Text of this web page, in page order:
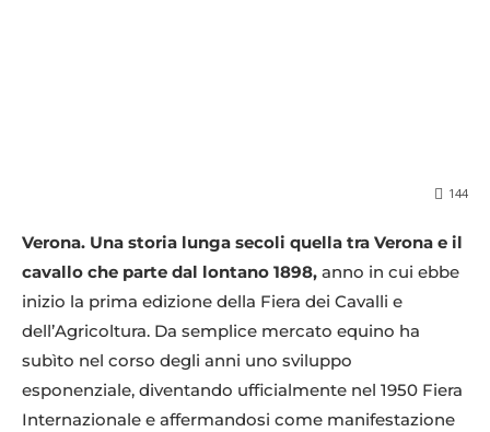
144
Verona. Una storia lunga secoli quella tra Verona e il
cavallo che parte dal lontano 1898, anno in cui ebbe
inizio la prima edizione della Fiera dei Cavalli e
dell’Agricoltura. Da semplice mercato equino ha
subìto nel corso degli anni uno sviluppo
esponenziale, diventando ufficialmente nel 1950 Fiera
Internazionale e affermandosi come manifestazione